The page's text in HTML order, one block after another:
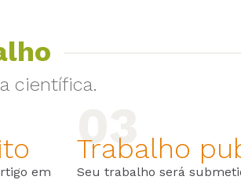
científica.
em
Trabalho
Seu trabalho será